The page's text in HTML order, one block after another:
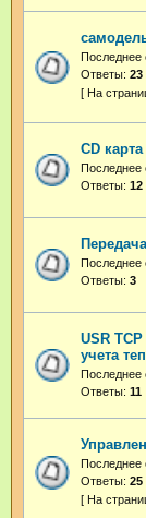
Последнее
Ответы: 23
CD
Последнее
Ответы: 12
Последнее
Ответы: 3
USR
учета
Последнее
Ответы: 11
Последнее
Ответы: 25